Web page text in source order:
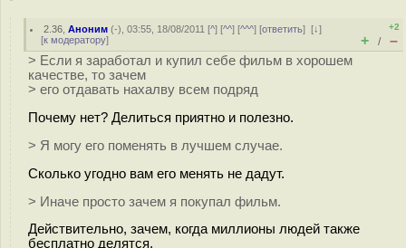
2.36 ,Аноним (-), 03:55, 18/08/2011 [^] [^^] [^^^] [ответить][↓]
[к модератору]
+2
+ / –
> Если я заработал и купил себе фильм в хорошем
качестве, то зачем
> его отдавать нахалву всем подряд
Почему нет? Делиться приятно и полезно.
> Я могу его поменять в лучшем случае.
Сколько угодно вам его менять не дадут.
> Иначе просто зачем я покупал фильм.
Действительно, зачем, когда миллионы людей также
бесплатно делятся.